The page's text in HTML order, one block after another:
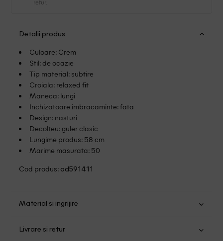
Detalii produs
Culoare: Crem
Stil: de ocazie
Tip material: subtire
Croiala: relaxed fit
Maneca: lungi
Inchizatoare imbracaminte: fata
Design: nasturi
Decolteu: guler clasic
Lungime produs: 58 cm
Marime masurata: 50
Cod produs: od591411
Material si ingrijire
Livrare si retur